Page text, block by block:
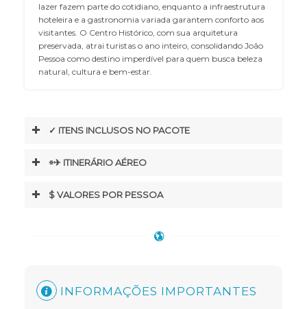
lazer fazem parte do cotidiano, enquanto a infraestrutura
hoteleira e a gastronomia variada garantem conforto aos
visitantes. O Centro Histórico, com sua arquitetura
preservada, atrai turistas o ano inteiro, consolidando João
Pessoa como destino imperdível para quem busca beleza
natural, cultura e bem-estar.
✓ ITENS INCLUSOS NO PACOTE
⌯✈︎ ITINERÁRIO AÉREO
$ VALORES POR PESSOA
INFORMAÇÕES IMPORTANTES